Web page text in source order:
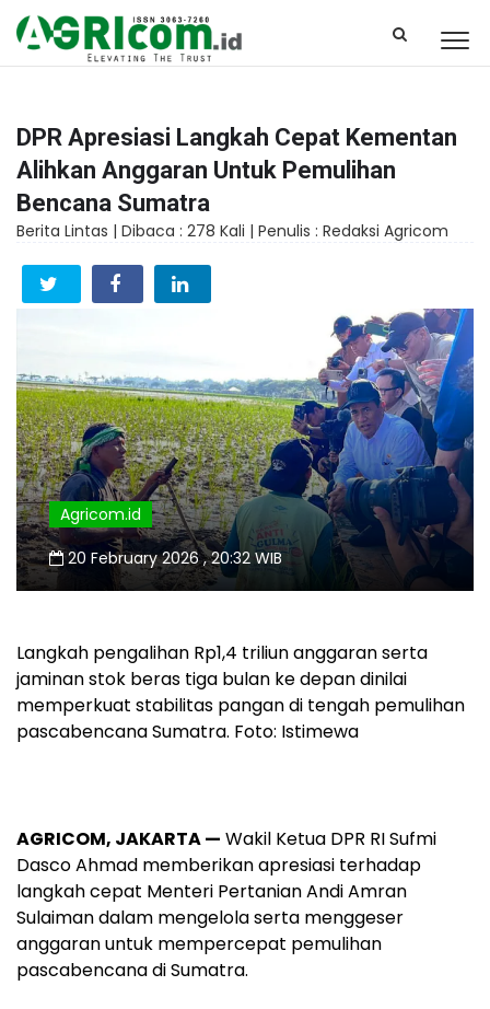
DPR Apresiasi Langkah Cepat Kementan
Alihkan Anggaran Untuk Pemulihan
Bencana Sumatra
Berita Lintas | Dibaca : 278 Kali | Penulis : Redaksi Agricom
Agricom.id
20 February 2026 , 20:32 WIB
Langkah pengalihan Rp1,4 triliun anggaran serta
jaminan stok beras tiga bulan ke depan dinilai
memperkuat stabilitas pangan di tengah pemulihan
pascabencana Sumatra. Foto: Istimewa
AGRICOM, JAKARTA — Wakil Ketua DPR RI Sufmi
Dasco Ahmad memberikan apresiasi terhadap
langkah cepat Menteri Pertanian Andi Amran
Sulaiman dalam mengelola serta menggeser
anggaran untuk mempercepat pemulihan
pascabencana di Sumatra.